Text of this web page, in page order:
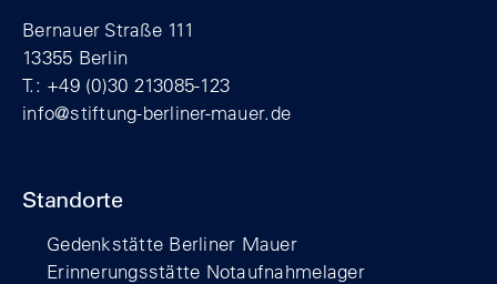
Bernauer Straße 111
13355 Berlin
T.: +49 (0)30 213085-123
info@stiftung-berliner-mauer.de
Standorte
Gedenkstätte Berliner Mauer
Erinnerungsstätte Notaufnahmelager